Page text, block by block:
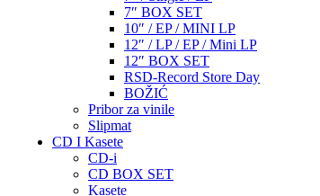
7″ BOX SET
10″ / EP / MINI LP
12″ / LP / EP / Mini LP
12″ BOX SET
RSD-Record Store Day
BOŽIĆ
Pribor za vinile
Slipmat
CD I Kasete
CD-i
CD BOX SET
Kasete